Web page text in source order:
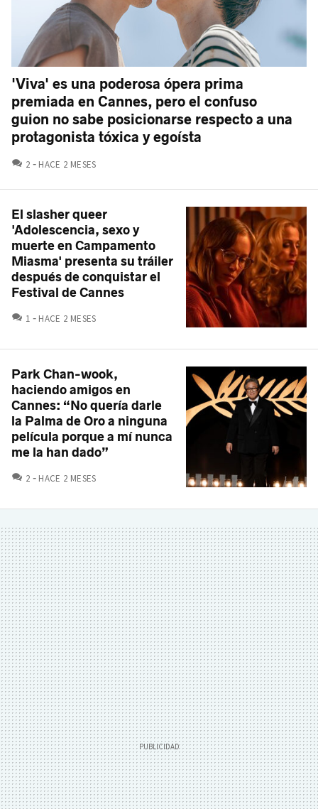
'Viva' es una poderosa ópera prima
premiada en Cannes, pero el confuso
guion no sabe posicionarse respecto a una
protagonista tóxica y egoísta
2 COMENTARIOS
HACE 2 MESES
El slasher queer
'Adolescencia, sexo y
muerte en Campamento
Miasma' presenta su tráiler
después de conquistar el
Festival de Cannes
1 COMENTARIOS
HACE 2 MESES
Park Chan-wook,
haciendo amigos en
Cannes: “No quería darle
la Palma de Oro a ninguna
película porque a mí nunca
me la han dado”
2 COMENTARIOS
HACE 2 MESES